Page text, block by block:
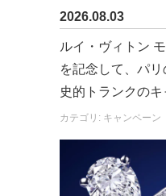
2026.08.03
ルイ・ヴィトン
を記念して、パ
史的トランクの
カテゴリ: キャンペーン